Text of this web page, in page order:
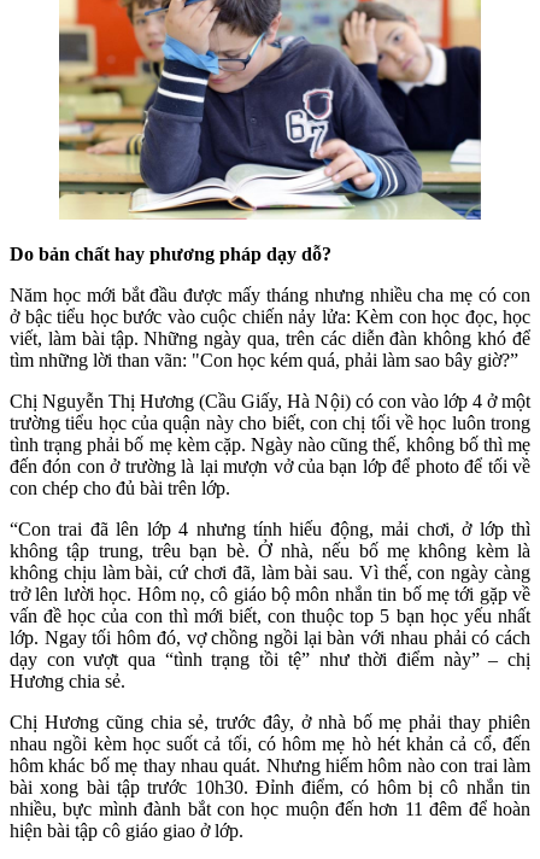
Do bản chất hay phương pháp dạy dỗ?
Năm học mới bắt đầu được mấy tháng nhưng nhiều cha mẹ có con
ở bậc tiểu học bước vào cuộc chiến nảy lửa: Kèm con học đọc, học
viết, làm bài tập. Những ngày qua, trên các diễn đàn không khó để
tìm những lời than vãn: "Con học kém quá, phải làm sao bây giờ?”
Chị Nguyễn Thị Hương (Cầu Giấy, Hà Nội) có con vào lớp 4 ở một
trường tiểu học của quận này cho biết, con chị tối về học luôn trong
tình trạng phải bố mẹ kèm cặp. Ngày nào cũng thế, không bố thì mẹ
đến đón con ở trường là lại mượn vở của bạn lớp để photo để tối về
con chép cho đủ bài trên lớp.
“Con trai đã lên lớp 4 nhưng tính hiếu động, mải chơi, ở lớp thì
không tập trung, trêu bạn bè. Ở nhà, nếu bố mẹ không kèm là
không chịu làm bài, cứ chơi đã, làm bài sau. Vì thế, con ngày càng
trở lên lười học. Hôm nọ, cô giáo bộ môn nhắn tin bố mẹ tới gặp về
vấn đề học của con thì mới biết, con thuộc top 5 bạn học yếu nhất
lớp. Ngay tối hôm đó, vợ chồng ngồi lại bàn với nhau phải có cách
dạy con vượt qua “tình trạng tồi tệ” như thời điểm này” – chị
Hương chia sẻ.
Chị Hương cũng chia sẻ, trước đây, ở nhà bố mẹ phải thay phiên
nhau ngồi kèm học suốt cả tối, có hôm mẹ hò hét khản cả cổ, đến
hôm khác bố mẹ thay nhau quát. Nhưng hiếm hôm nào con trai làm
bài xong bài tập trước 10h30. Đỉnh điểm, có hôm bị cô nhắn tin
nhiều, bực mình đành bắt con học muộn đến hơn 11 đêm để hoàn
hiện bài tập cô giáo giao ở lớp.